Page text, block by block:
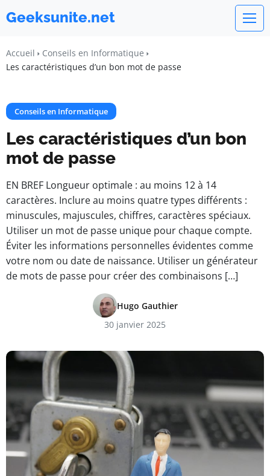
Geeksunite.net
Accueil
Conseils en Informatique
Les caractéristiques d’un bon mot de passe
Conseils en Informatique
Les caractéristiques d’un bon
mot de passe
EN BREF Longueur optimale : au moins 12 à 14
caractères. Inclure au moins quatre types différents :
minuscules, majuscules, chiffres, caractères spéciaux.
Utiliser un mot de passe unique pour chaque compte.
Éviter les informations personnelles évidentes comme
votre nom ou date de naissance. Utiliser un générateur
de mots de passe pour créer des combinaisons […]
Hugo Gauthier
30 janvier 2025